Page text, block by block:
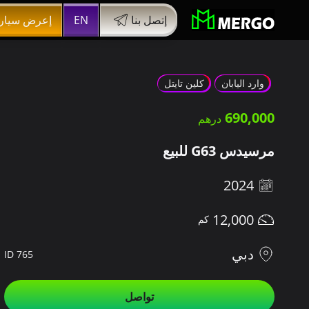
إعرض EN إتصل بنا
وارد اليابان كلين تايتل
690,000
مرسيدس G63 للبيع
2024
12,000
دبي
ID 765
تواصل